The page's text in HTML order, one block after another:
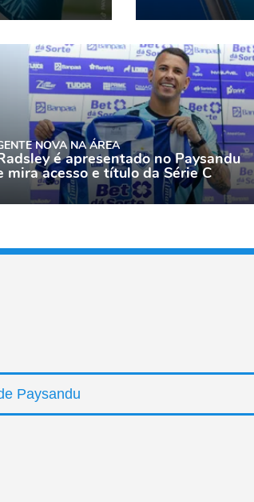
NOVA NA ÁREA
é apresentado no Paysandu
mira acesso e título da Série C
Paysandu